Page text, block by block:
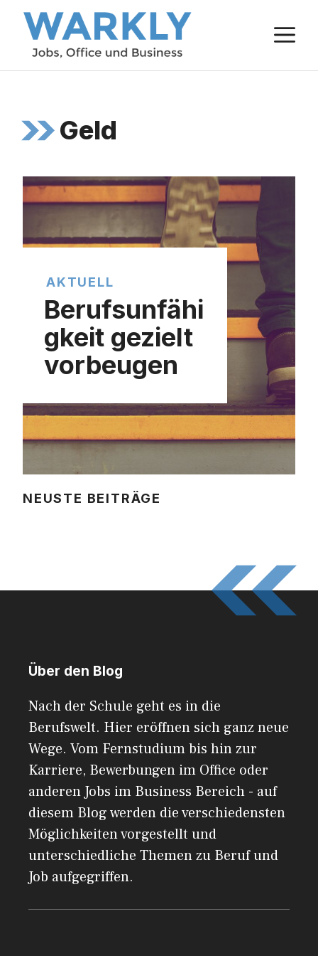
Zum
Inhalt
springen
Geld
AKTUELL
Berufsunfähi
gkeit gezielt
vorbeugen
NEUSTE BEITRÄGE
Über den Blog
Nach der Schule geht es in die
Berufswelt. Hier eröffnen sich ganz neue
Wege. Vom Fernstudium bis hin zur
Karriere, Bewerbungen im Office oder
anderen Jobs im Business Bereich - auf
diesem Blog werden die verschiedensten
Möglichkeiten vorgestellt und
unterschiedliche Themen zu Beruf und
Job aufgegriffen.